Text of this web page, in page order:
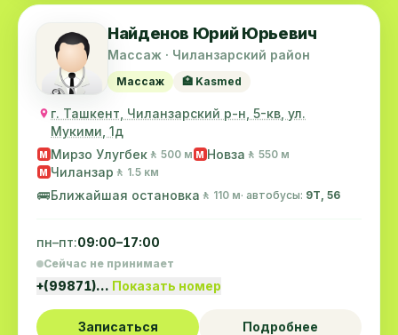
Найденов Юрий Юрьевич
Массаж · Чиланзарский район
Массаж 🏥 Kasmed
г. Ташкент, Чиланзарский р-н, 5-кв, ул.
Мукими, 1д
M Мирзо Улугбек 🚶 500 м M Новза 🚶 550 м
M Чиланзар 🚶 1.5 км
🚌Ближайшая остановка 🚶 110 м· автобусы: 9Т, 56
пн–пт:09:00–17:00
Сейчас не принимает
+(99871)… Показать номер
Записаться Подробнее